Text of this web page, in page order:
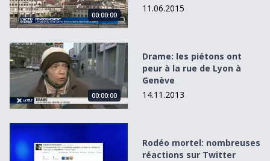
00:00:00
11.06.2015
Drame: les piétons ont peur à la rue de Lyon à Genève
00:00:00
Drame: les piétons ont
peur à la rue de Lyon à
Genève
14.11.2013
Rodéo mortel: nombreuses réactions sur Twitter
Rodéo mortel: nombreuses
réactions sur Twitter